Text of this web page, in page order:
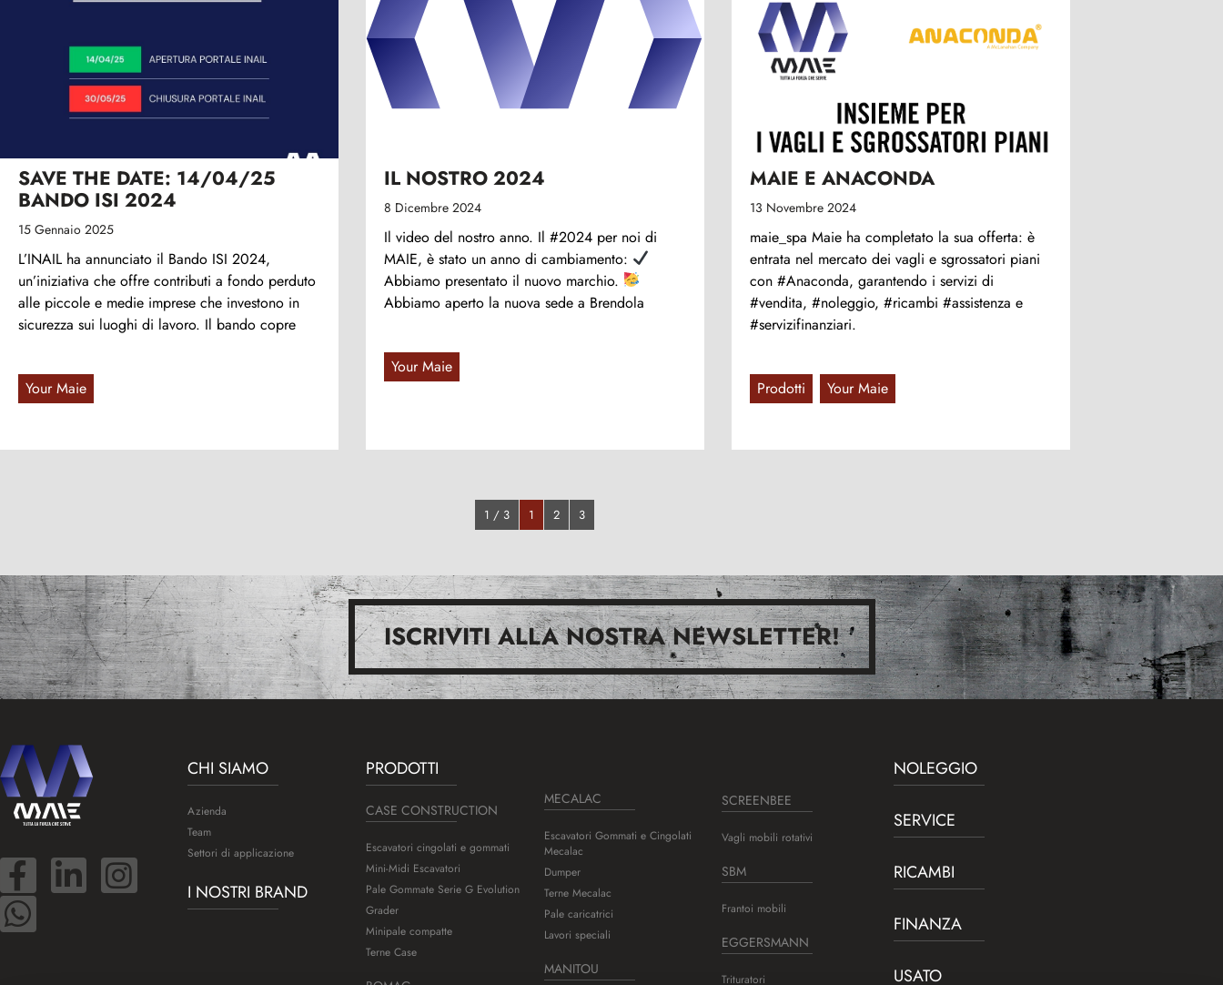
SAVE THE DATE: 14/04/25
BANDO ISI 2024
15 Gennaio 2025
L’INAIL ha annunciato il Bando ISI 2024,
un’iniziativa che offre contributi a fondo perduto
alle piccole e medie imprese che investono in
sicurezza sui luoghi di lavoro. Il bando copre
Your Maie
IL NOSTRO 2024
8 Dicembre 2024
Il video del nostro anno. Il #2024 per noi di
MAIE, è stato un anno di cambiamento:
Abbiamo presentato il nuovo marchio.
Abbiamo aperto la nuova sede a Brendola
Your Maie
MAIE E ANACONDA
13 Novembre 2024
maie_spa Maie ha completato la sua offerta: è
entrata nel mercato dei vagli e sgrossatori piani
con #Anaconda, garantendo i servizi di
#vendita, #noleggio, #ricambi #assistenza e
#servizifinanziari.
Prodotti Your Maie
1 / 3 1 2 3
ISCRIVITI ALLA NOSTRA NEWSLETTER!
CHI SIAMO
Azienda
Team
Settori di applicazione
I NOSTRI BRAND
PRODOTTI
CASE CONSTRUCTION
Escavatori cingolati e gommati
Mini-Midi Escavatori
Pale Gommate Serie G Evolution
Grader
Minipale compatte
Terne Case
MECALAC
Escavatori Gommati e Cingolati
Mecalac
Dumper
Terne Mecalac
Pale caricatrici
Lavori speciali
MANITOU
SCREENBEE
Vagli mobili rotativi
SBM
Frantoi mobili
EGGERSMANN
Trituratori
NOLEGGIO
SERVICE
RICAMBI
FINANZA
USATO